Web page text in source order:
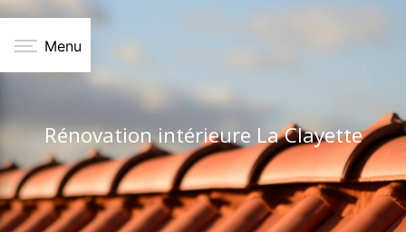
Panneau de gestion des cookies
Menu
Rénovation intérieure La Clayette